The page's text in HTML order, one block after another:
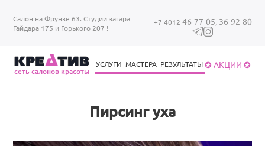
Салон на Фрунзе 63. Студии загара
Гайдара 175 и Горького 207 !
+7 4012 46-77-05, 36-92-80
cеть салонов красоты
УСЛУГИ МАСТЕРА РЕЗУЛЬТАТЫ✪ АКЦИИ ✪
Пирсинг уха